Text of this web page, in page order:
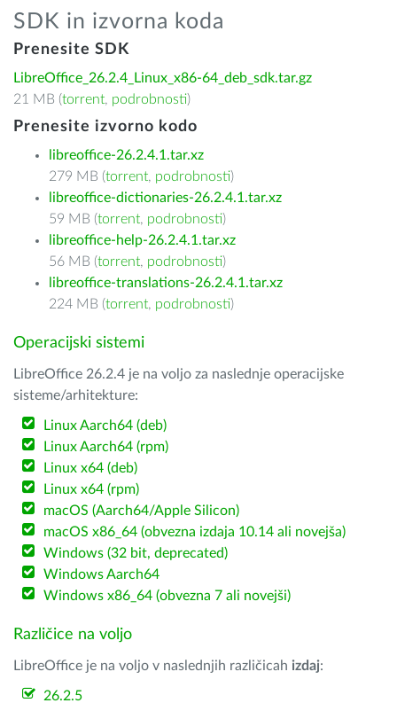
SDK in izvorna koda
Prenesite SDK
LibreOffice_26.2.4_Linux_x86-64_deb_sdk.tar.gz
21 MB (torrent, podrobnosti)
Prenesite izvorno kodo
libreoffice-26.2.4.1.tar.xz
279 MB (torrent, podrobnosti)
libreoffice-dictionaries-26.2.4.1.tar.xz
59 MB (torrent, podrobnosti)
libreoffice-help-26.2.4.1.tar.xz
56 MB (torrent, podrobnosti)
libreoffice-translations-26.2.4.1.tar.xz
224 MB (torrent, podrobnosti)
Operacijski sistemi
LibreOffice 26.2.4 je na voljo za naslednje operacijske
sisteme/arhitekture:
Linux Aarch64 (deb)
Linux Aarch64 (rpm)
Linux x64 (deb)
Linux x64 (rpm)
macOS (Aarch64/Apple Silicon)
macOS x86_64 (obvezna izdaja 10.14 ali novejša)
Windows (32 bit, deprecated)
Windows Aarch64
Windows x86_64 (obvezna 7 ali novejši)
Različice na voljo
LibreOffice je na voljo v naslednjih različicah izdaj:
26.2.5